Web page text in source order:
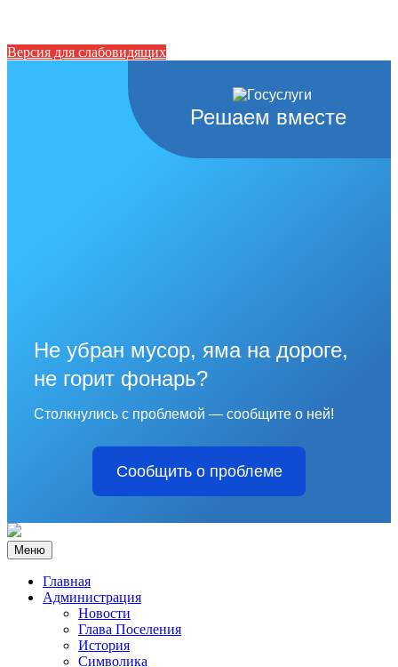
Версия для слабовидящих
Решаем вместе
Не убран мусор, яма на дороге,
не горит фонарь?
Столкнулись с проблемой — сообщите о ней!
Сообщить о проблеме
Меню
Главная
Администрация
Новости
Глава Поселения
История
Символика